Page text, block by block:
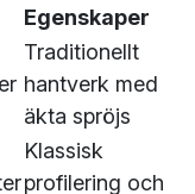
Egenskaper
Traditionellt
hantverk med
äkta spröjs
Klassisk
profilering och